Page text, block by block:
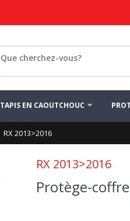
TAPIS EN CAOUTCHOUC
RX 2013>2016
RX 2013>2016
Protège-